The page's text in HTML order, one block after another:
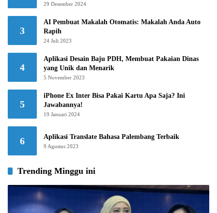
29 Desember 2024
3
AI Pembuat Makalah Otomatis: Makalah Anda Auto
Rapih
24 Juli 2023
4
Aplikasi Desain Baju PDH, Membuat Pakaian Dinas
yang Unik dan Menarik
5 November 2023
5
iPhone Ex Inter Bisa Pakai Kartu Apa Saja? Ini
Jawabannya!
19 Januari 2024
6 Aplikasi Translate Bahasa Palembang Terbaik
9 Agustus 2023
Trending Minggu ini